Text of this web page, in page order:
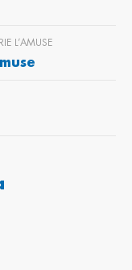
L’AMUSE